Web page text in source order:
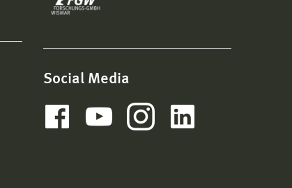
Social Media